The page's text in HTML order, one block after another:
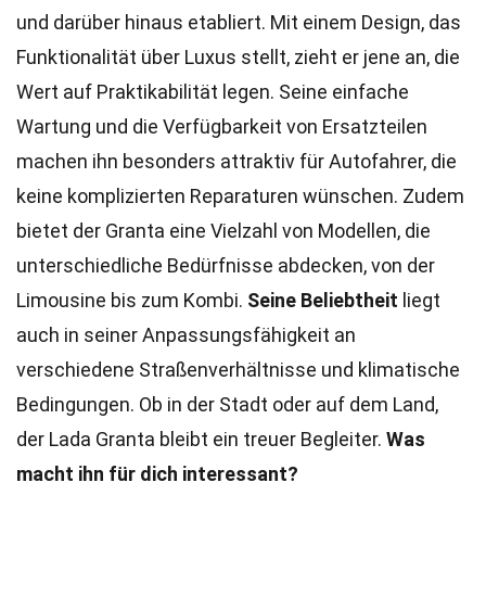
und darüber hinaus etabliert. Mit einem Design, das
Funktionalität über Luxus stellt, zieht er jene an, die
Wert auf Praktikabilität legen. Seine einfache
Wartung und die Verfügbarkeit von Ersatzteilen
machen ihn besonders attraktiv für Autofahrer, die
keine komplizierten Reparaturen wünschen. Zudem
bietet der Granta eine Vielzahl von Modellen, die
unterschiedliche Bedürfnisse abdecken, von der
Limousine bis zum Kombi. Seine Beliebtheit liegt
auch in seiner Anpassungsfähigkeit an
verschiedene Straßenverhältnisse und klimatische
Bedingungen. Ob in der Stadt oder auf dem Land,
der Lada Granta bleibt ein treuer Begleiter. Was
macht ihn für dich interessant?